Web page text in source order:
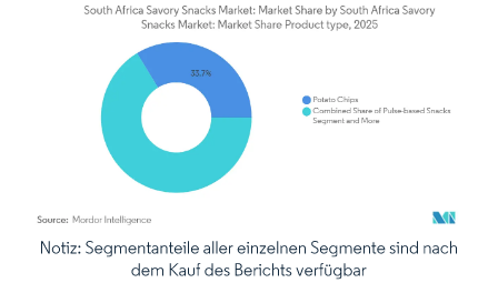
Bild © Mordor Intelligence. Wiederverwendung erfordert Namensnennung